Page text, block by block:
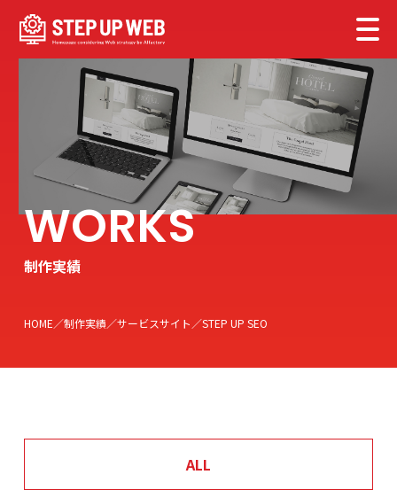
制作実績
HOME 制作実績 サービスサイト STEP UP SEO
ALL